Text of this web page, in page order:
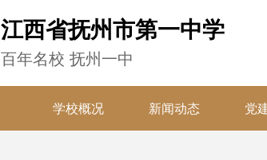
学校概况 新闻动态 党
江西省抚州市第一中学
百年名校 抚州一中